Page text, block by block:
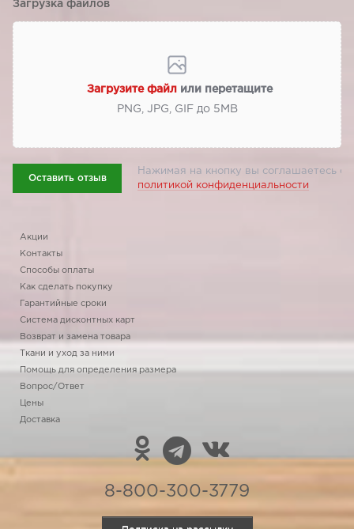
Загрузка файлов
Загрузите файл или перетащите
PNG, JPG, GIF до 5МВ
Оставить отзыв
Нажимая на кнопку вы соглашаетесь с
политикой конфиденциальности
Акции
Контакты
Способы оплаты
Как сделать покупку
Гарантийные сроки
Система дисконтных карт
Возврат и замена товара
Ткани и уход за ними
Помощь для определения размера
Вопрос/Ответ
Цены
Доставка
8-800-300-3779